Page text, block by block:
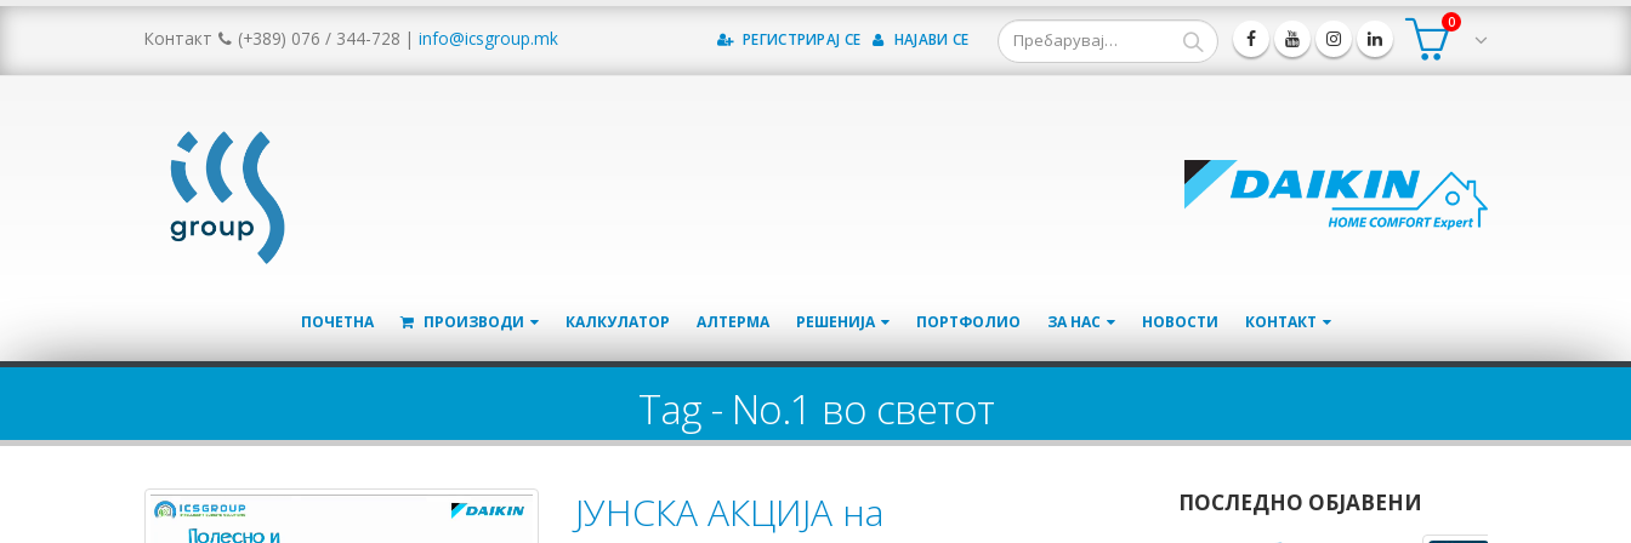
Контакт (+389) 076 / 344-728 | info@icsgroup.mk РЕГИСТРИРАЈ СЕ НАЈАВИ СЕ
0
ПОЧЕТНА ПРОИЗВОДИ КАЛКУЛАТОР АЛТЕРМА РЕШЕНИЈА ПОРТФОЛИО ЗА НАС НОВОСТИ КОНТАКТ
Tag - No.1 во светот
ЈУНСКА АКЦИЈА на
ПОСЛЕДНО ОБЈАВЕНИ